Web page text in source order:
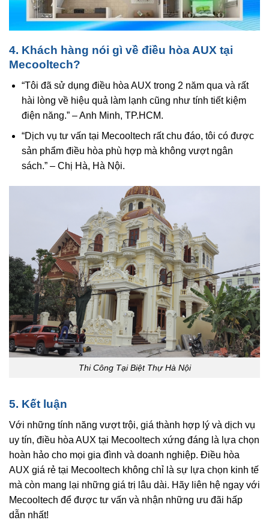
4. Khách hàng nói gì về điều hòa AUX tại
Mecooltech?
“Tôi đã sử dụng điều hòa AUX trong 2 năm qua và rất
hài lòng về hiệu quả làm lạnh cũng như tính tiết kiệm
điện năng.” – Anh Minh, TP.HCM.
“Dịch vụ tư vấn tại Mecooltech rất chu đáo, tôi có được
sản phẩm điều hòa phù hợp mà không vượt ngân
sách.” – Chị Hà, Hà Nội.
Thi Công Tại Biệt Thự Hà Nội
5. Kết luận
Với những tính năng vượt trội, giá thành hợp lý và dịch vụ
uy tín, điều hòa AUX tại Mecooltech xứng đáng là lựa chọn
hoàn hảo cho mọi gia đình và doanh nghiệp. Điều hòa
AUX giá rẻ tại Mecooltech không chỉ là sự lựa chọn kinh tế
mà còn mang lại những giá trị lâu dài. Hãy liên hệ ngay với
Mecooltech để được tư vấn và nhận những ưu đãi hấp
dẫn nhất!